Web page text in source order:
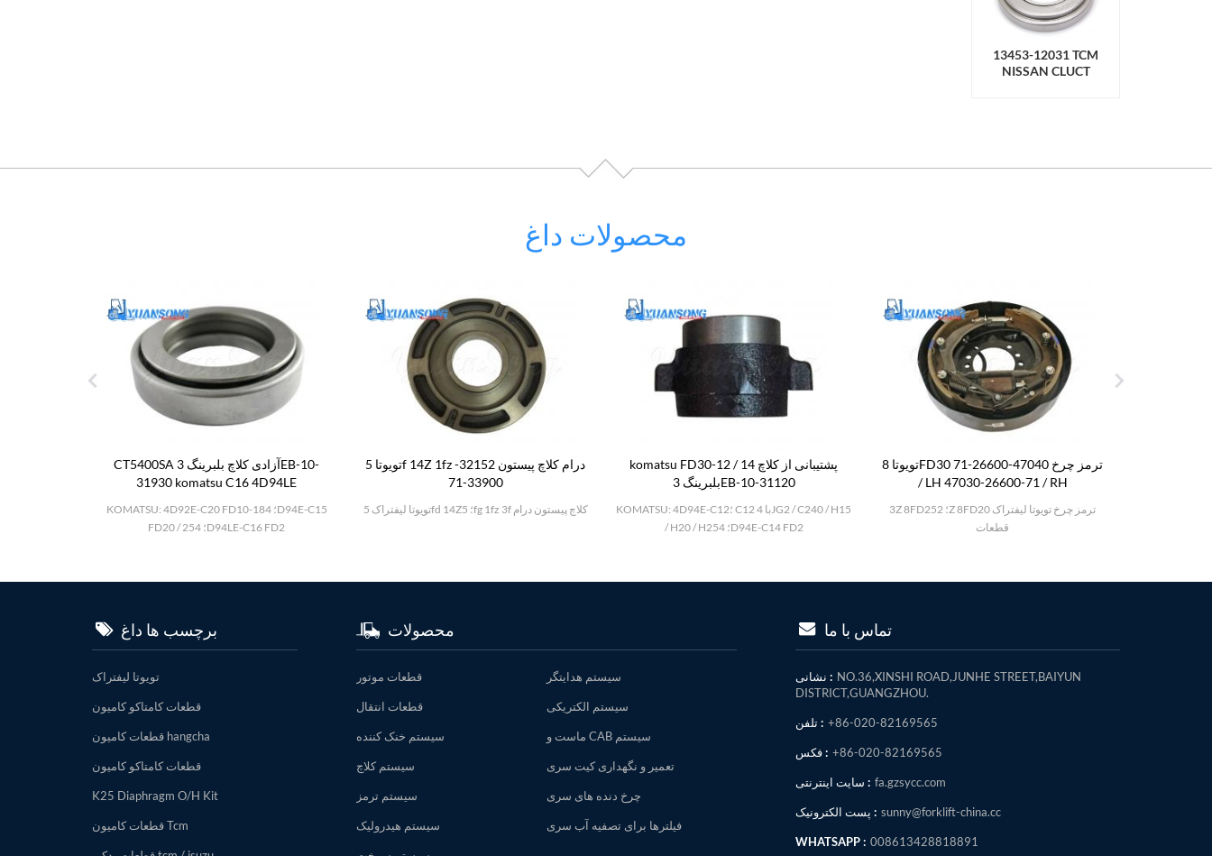
13453-12031 TCM
NISSAN CLUCT
محصولات داغ
CT5400SA آزادی کلاچ بلبرینگ 3EB-10-
31930 komatsu C16 4D94LE
KOMATSU: 4D92E-C20 FD10-18؛ 4D94E-C15
FD20 / 25؛ 4D94LE-C16 FD2
تویوتا 5f 14Z 1fz درام کلاچ پیستون 32152-
33900-71
تویوتا لیفتراک 5fd 14Z؛ 5fg 1fz 3f کلاچ پیستون درام
komatsu FD30-12 / 14 پشتیبانی از کلاچ
بلبرینگ 3EB-10-31120
KOMATSU: 4D94E-C12؛ C12 با 4JG2 / C240 / H15
/ H20 / H25؛ 4D94E-C14 FD2
تویوتا 8FD30 ترمز چرخ 47040-26600-71
/ LH 47030-26600-71 / RH
3Z 8FD25؛ 2Z 8FD20 ترمز چرخ تویوتا لیفتراک
قطعات
برچسب ها داغ
تویوتا لیفتراک
قطعات کامتاکو کامیون
قطعات کامیون hangcha
قطعات کامتاکو کامیون
K25 Diaphragm O/H Kit
قطعات کامیون Tcm
محصولات
قطعات موتور
قطعات انتقال
سیستم خنک کننده
سیستم کلاچ
سیستم ترمز
سیستم هیدرولیک
سیستم هدایتگر
سیستم الکتریکی
ماست و CAB سیستم
تعمیر و نگهداری کیت سری
چرخ دنده های سری
فیلترها برای تصفیه آب سری
تماس با ما
نشانی : NO.36,XINSHI ROAD,JUNHE STREET,BAIYUN
DISTRICT,GUANGZHOU.
تلفن : +86-020-82169565
فکس : +86-020-82169565
سایت اینترنتی : fa.gzsycc.com
پست الکترونیک : sunny@forklift-china.cc
WHATSAPP : 008613428818891